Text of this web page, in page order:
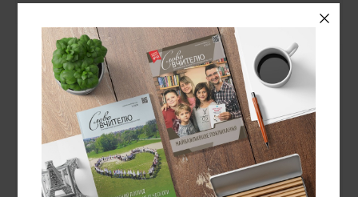
СУВІЙ БЛОҐІВ
«Надія — людям»
Національний університет "Острозька
академія"
Ноїв Ковчег
Слово про слово
Цінності